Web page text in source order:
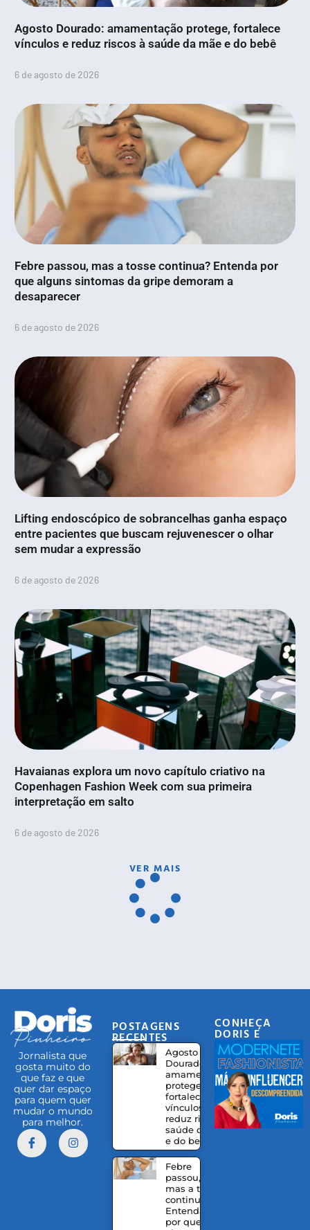
Agosto Dourado: amamentação protege, fortalece
vínculos e reduz riscos à saúde da mãe e do bebê
6 de agosto de 2026
Febre passou, mas a tosse continua? Entenda por
que alguns sintomas da gripe demoram a
desaparecer
6 de agosto de 2026
Lifting endoscópico de sobrancelhas ganha espaço
entre pacientes que buscam rejuvenescer o olhar
sem mudar a expressão
6 de agosto de 2026
Havaianas explora um novo capítulo criativo na
Copenhagen Fashion Week com sua primeira
interpretação em salto
6 de agosto de 2026
VER MAIS
Jornalista que
gosta muito do
que faz e que
quer dar espaço
para quem quer
mudar o mundo
para melhor.
POSTAGENS
RECENTES
Agosto
Dourado:
amamentação
protege,
fortalece
vínculos e
reduz riscos à
saúde da mãe
e do bebê
Febre
passou,
mas a tosse
continua?
Entenda
por que
CONHEÇA
DORIS E
EQUIPE